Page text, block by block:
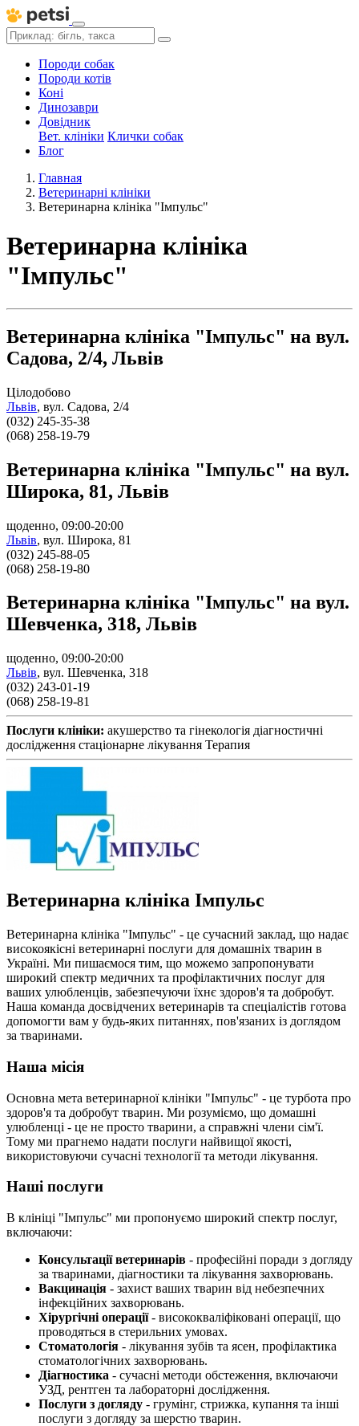
Породи собак
Породи котів
Коні
Динозаври
Довідник
Вет. клініки Клички собак
Блог
Главная
Ветеринарні клініки
Ветеринарна клініка "Імпульс"
Ветеринарна клініка
"Імпульс"
Ветеринарна клініка "Імпульс" на вул.
Садова, 2/4, Львів
Цілодобово
Львів, вул. Садова, 2/4
(032) 245-35-38
(068) 258-19-79
Ветеринарна клініка "Імпульс" на вул.
Широка, 81, Львів
щоденно, 09:00-20:00
Львів, вул. Широка, 81
(032) 245-88-05
(068) 258-19-80
Ветеринарна клініка "Імпульс" на вул.
Шевченка, 318, Львів
щоденно, 09:00-20:00
Львів, вул. Шевченка, 318
(032) 243-01-19
(068) 258-19-81
Послуги клініки: акушерство та гінекологія діагностичні
дослідження стаціонарне лікування Терапия
Ветеринарна клініка Імпульс
Ветеринарна клініка "Імпульс" - це сучасний заклад, що надає
високоякісні ветеринарні послуги для домашніх тварин в
Україні. Ми пишаємося тим, що можемо запропонувати
широкий спектр медичних та профілактичних послуг для
ваших улюбленців, забезпечуючи їхнє здоров'я та добробут.
Наша команда досвідчених ветеринарів та спеціалістів готова
допомогти вам у будь-яких питаннях, пов'язаних із доглядом
за тваринами.
Наша місія
Основна мета ветеринарної клініки "Імпульс" - це турбота про
здоров'я та добробут тварин. Ми розуміємо, що домашні
улюбленці - це не просто тварини, а справжні члени сім'ї.
Тому ми прагнемо надати послуги найвищої якості,
використовуючи сучасні технології та методи лікування.
Наші послуги
В клініці "Імпульс" ми пропонуємо широкий спектр послуг,
включаючи:
Консультації ветеринарів - професійні поради з догляду
за тваринами, діагностики та лікування захворювань.
Вакцинація - захист ваших тварин від небезпечних
інфекційних захворювань.
Хірургічні операції- висококваліфіковані операції, що
проводяться в стерильних умовах.
Стоматологія - лікування зубів та ясен, профілактика
стоматологічних захворювань.
Діагностика - сучасні методи обстеження, включаючи
УЗД, рентген та лабораторні дослідження.
Послуги з догляду - грумінг, стрижка, купання та інші
послуги з догляду за шерстю тварин.